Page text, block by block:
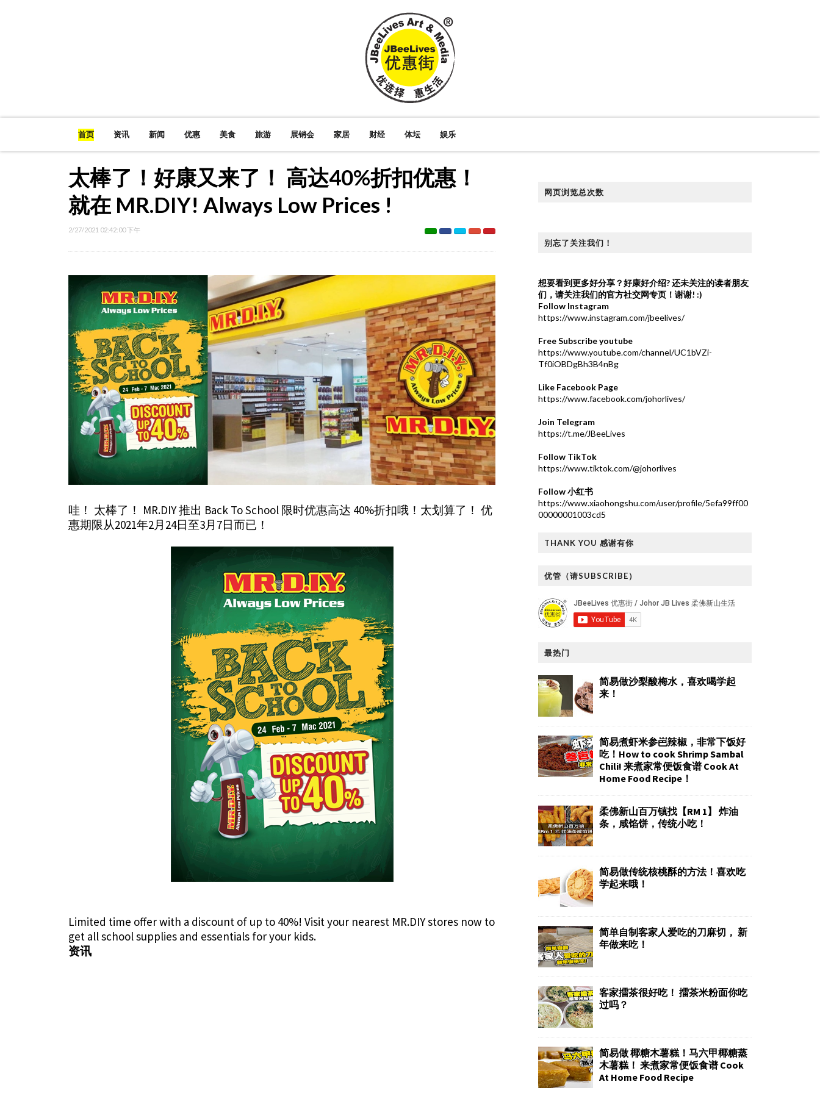
首页 资讯 新闻 优惠 美食 旅游 展销会 家居 财经 体坛 娱乐
太棒了！好康又来了！ 高达40%折扣优惠！
就在 MR.DIY! Always Low Prices !
2/27/2021 02:42:00 下午
哇！ 太棒了！ MR.DIY 推出 Back To School 限时优惠高达 40%折扣哦！太划算了！ 优
惠期限从2021年2月24日至3月7日而已！
Limited time offer with a discount of up to 40%! Visit your nearest MR.DIY stores now to
get all school supplies and essentials for your kids.
资讯
网页浏览总次数
别忘了关注我们！
想要看到更多好分享？好康好介绍?还未关注的读者朋友
们，请关注我们的官方社交网专页！谢谢! :)
Follow Instagram
https://www.instagram.com/jbeelives/
Free Subscribe youtube
https://www.youtube.com/channel/UC1bVZi-
Tf0iOBDgBh3B4nBg
Like Facebook Page
https://www.facebook.com/johorlives/
Join Telegram
https://t.me/JBeeLives
Follow TikTok
https://www.tiktok.com/@johorlives
Follow 小红书
https://www.xiaohongshu.com/user/profile/5efa99ff00
00000001003cd5
THANK YOU 感谢有你
优管（请SUBSCRIBE）
最热门
简易做沙梨酸梅水，喜欢喝学起
来！
简易煮虾米参岜辣椒，非常下饭好
吃！How to cook Shrimp Sambal
Chili! 来煮家常便饭食谱 Cook At
Home Food Recipe！
柔佛新山百万镇找【RM 1】 炸油
条，咸馅饼，传统小吃！
简易做传统核桃酥的方法！喜欢吃
学起来哦！
简单自制客家人爱吃的刀麻切， 新
年做来吃！
客家擂茶很好吃！ 擂茶米粉面你吃
过吗？
简易做 椰糖木薯糕！马六甲椰糖蒸
木薯糕！ 来煮家常便饭食谱 Cook
At Home Food Recipe